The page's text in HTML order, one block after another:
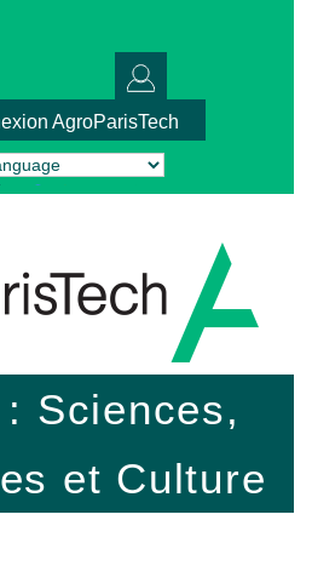
AgroParisTech
Translate
Sciences,
et Culture